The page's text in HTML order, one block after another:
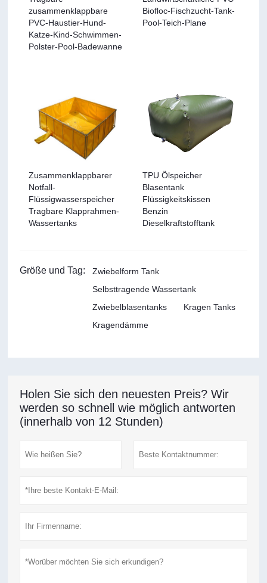
zusammenklappbare
PVC-Haustier-Hund-
Katze-Kind-Schwimmen-
Polster-Pool-Badewanne
Biofloc-Fischzucht-Tank-
Pool-Teich-Plane
Zusammenklappbarer
Notfall-
Flüssigwasserspeicher
Tragbare Klapprahmen-
Wassertanks
TPU Ölspeicher
Blasentank
Flüssigkeitskissen
Benzin
Dieselkraftstofftank
Größe und Tag:
Zwiebelform Tank
Selbsttragende Wassertank
Zwiebelblasentanks
Kragen Tanks
Kragendämme
Holen Sie sich den neuesten Preis? Wir
werden so schnell wie möglich antworten
(innerhalb von 12 Stunden)